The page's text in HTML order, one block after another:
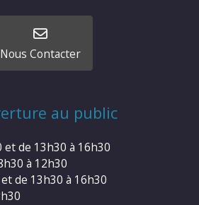
Nous Contacter
au public
et de 13h30 à 16h30
à 12h30
de 13h30 à 16h30